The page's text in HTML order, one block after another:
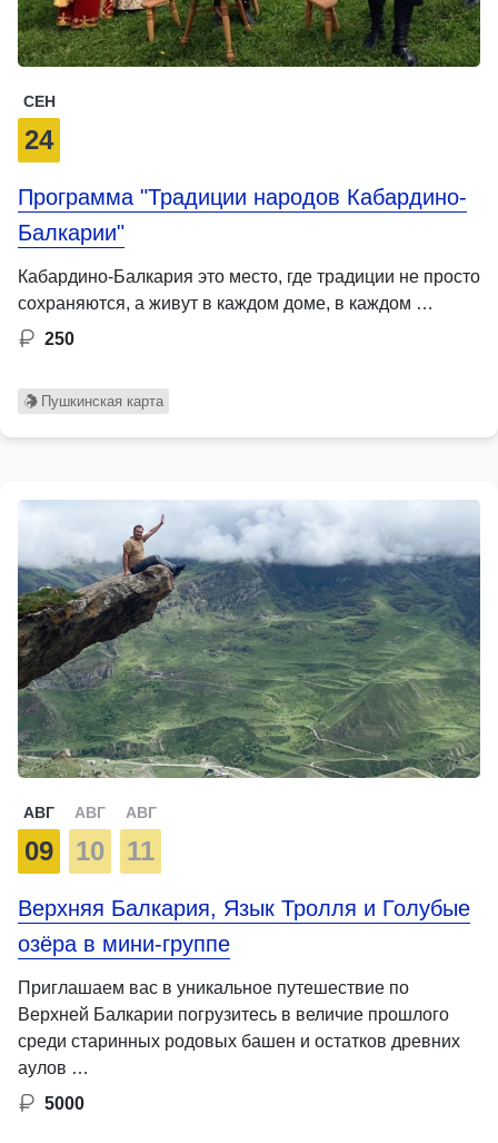
СЕН
24
Программа "Традиции народов Кабардино-
Балкарии"
Кабардино-Балкария это место, где традиции не просто
сохраняются, а живут в каждом доме, в каждом …
250
Пушкинская карта
АВГ
09
АВГ
10
АВГ
11
Верхняя Балкария, Язык Тролля и Голубые
озёра в мини-группе
Приглашаем вас в уникальное путешествие по
Верхней Балкарии погрузитесь в величие прошлого
среди старинных родовых башен и остатков древних
аулов …
5000